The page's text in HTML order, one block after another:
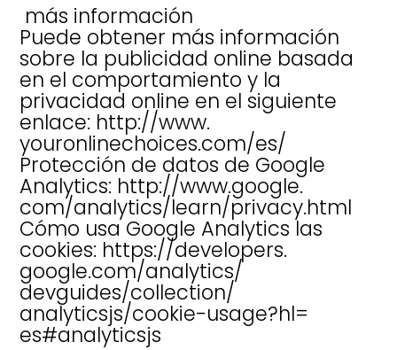
más información
Puede obtener más información
sobre la publicidad online basada
en el comportamiento y la
privacidad online en el siguiente
enlace: http://www.
youronlinechoices.com/es/
Protección de datos de Google
Analytics: http://www.google.
com/analytics/learn/privacy.html
Cómo usa Google Analytics las
cookies: https://developers.
google.com/analytics/
devguides/collection/
analyticsjs/cookie-usage?hl=
es#analyticsjs